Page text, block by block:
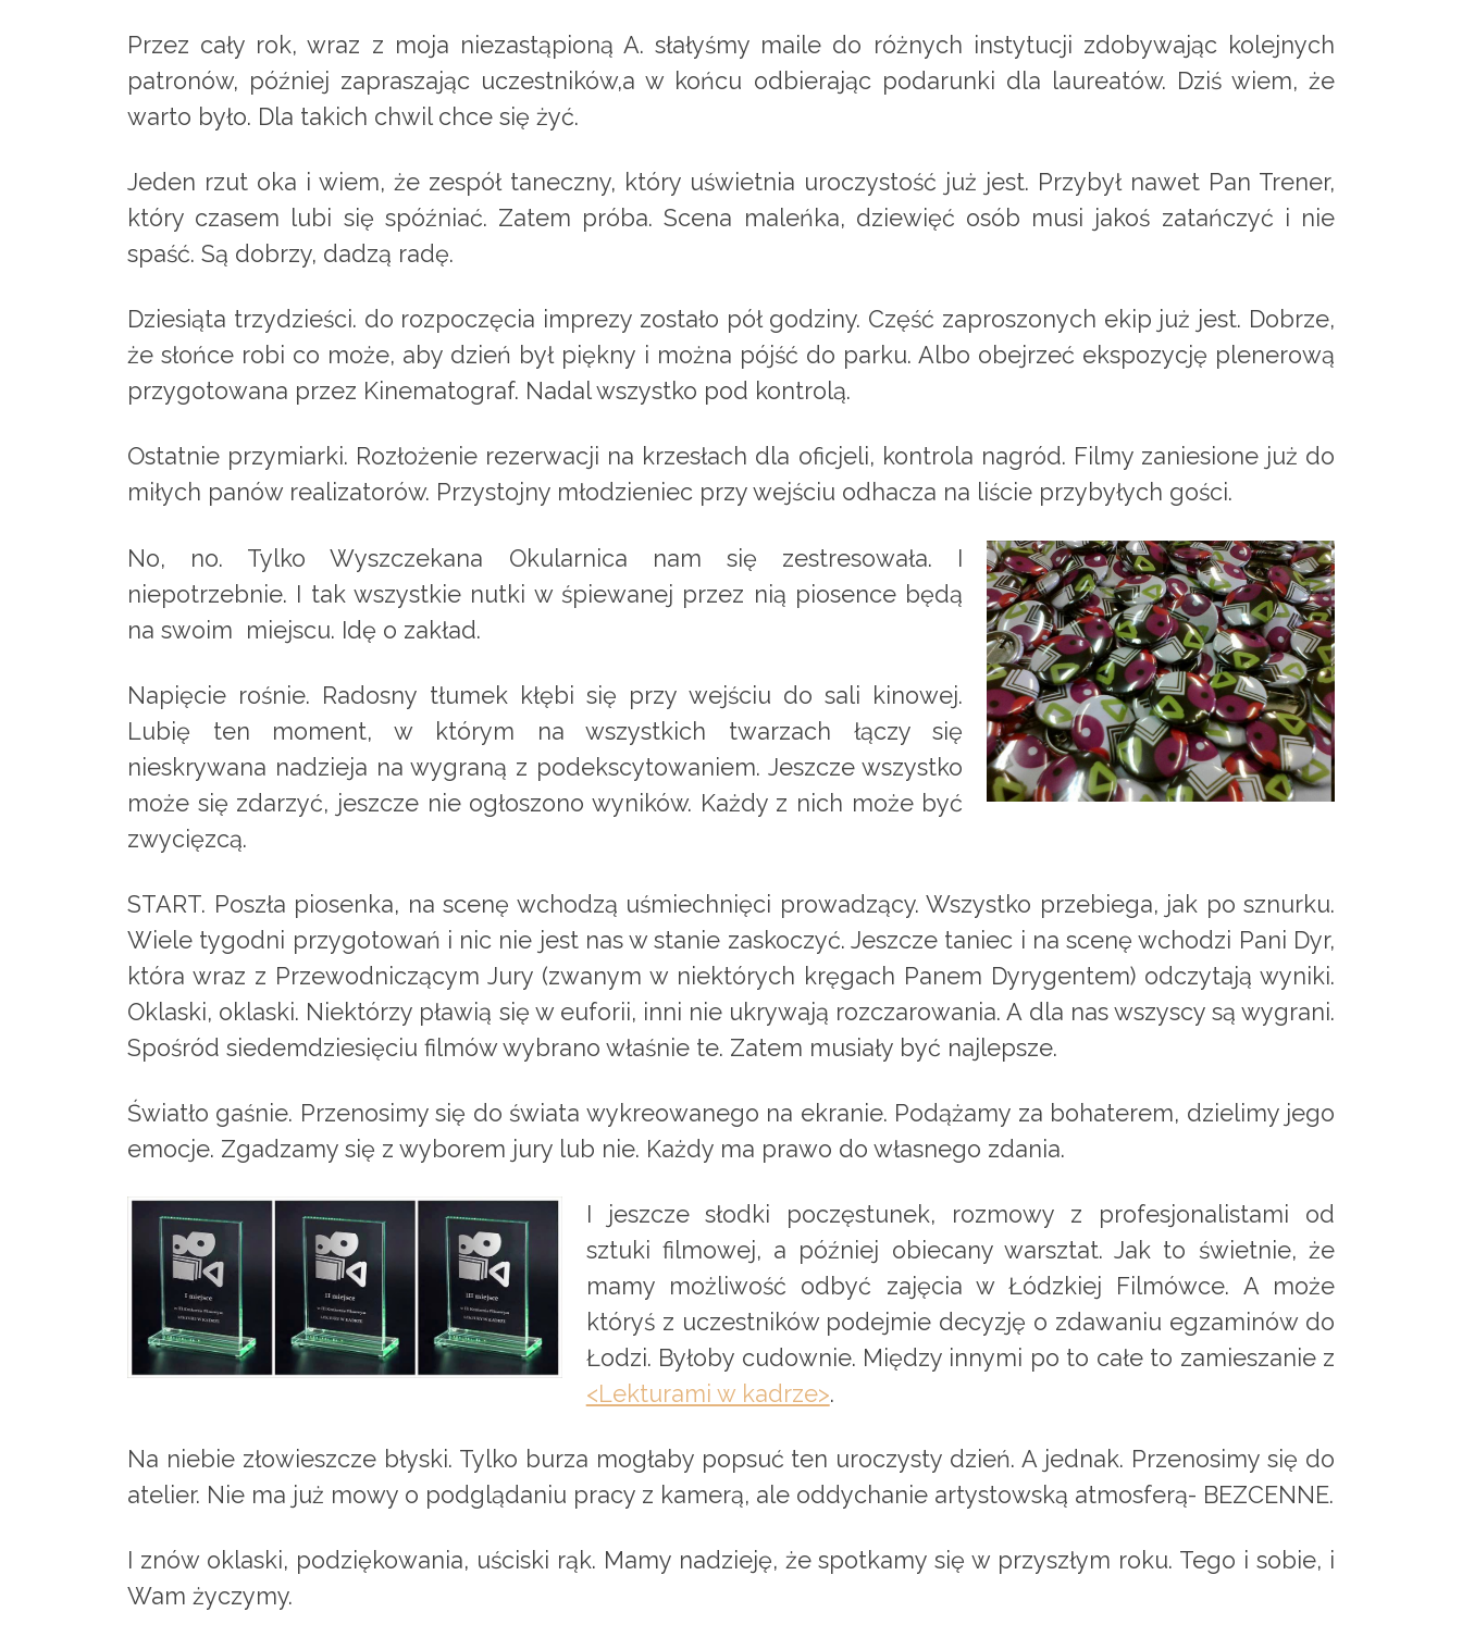
Przez cały rok, wraz z moja niezastąpioną A. słałyśmy maile do różnych instytucji zdobywając kolejnych
patronów, później zapraszając uczestników,a w końcu odbierając podarunki dla laureatów. Dziś wiem, że
warto było. Dla takich chwil chce się żyć.
Jeden rzut oka i wiem, że zespół taneczny, który uświetnia uroczystość już jest. Przybył nawet Pan Trener,
który czasem lubi się spóźniać. Zatem próba. Scena maleńka, dziewięć osób musi jakoś zatańczyć i nie
spaść. Są dobrzy, dadzą radę.
Dziesiąta trzydzieści. do rozpoczęcia imprezy zostało pół godziny. Część zaproszonych ekip już jest. Dobrze,
że słońce robi co może, aby dzień był piękny i można pójść do parku. Albo obejrzeć ekspozycję plenerową
przygotowana przez Kinematograf. Nadal wszystko pod kontrolą.
Ostatnie przymiarki. Rozłożenie rezerwacji na krzesłach dla oficjeli, kontrola nagród. Filmy zaniesione już do
miłych panów realizatorów. Przystojny młodzieniec przy wejściu odhacza na liście przybyłych gości.
No, no. Tylko Wyszczekana Okularnica nam się zestresowała. I
niepotrzebnie. I tak wszystkie nutki w śpiewanej przez nią piosence będą
na swoim miejscu. Idę o zakład.
Napięcie rośnie. Radosny tłumek kłębi się przy wejściu do sali kinowej.
Lubię ten moment, w którym na wszystkich twarzach łączy się
nieskrywana nadzieja na wygraną z podekscytowaniem. Jeszcze wszystko
może się zdarzyć, jeszcze nie ogłoszono wyników. Każdy z nich może być
zwycięzcą.
START. Poszła piosenka, na scenę wchodzą uśmiechnięci prowadzący. Wszystko przebiega, jak po sznurku.
Wiele tygodni przygotowań i nic nie jest nas w stanie zaskoczyć. Jeszcze taniec i na scenę wchodzi Pani Dyr,
która wraz z Przewodniczącym Jury (zwanym w niektórych kręgach Panem Dyrygentem) odczytają wyniki.
Oklaski, oklaski. Niektórzy pławią się w euforii, inni nie ukrywają rozczarowania. A dla nas wszyscy są wygrani.
Spośród siedemdziesięciu filmów wybrano właśnie te. Zatem musiały być najlepsze.
Światło gaśnie. Przenosimy się do świata wykreowanego na ekranie. Podążamy za bohaterem, dzielimy jego
emocje. Zgadzamy się z wyborem jury lub nie. Każdy ma prawo do własnego zdania.
I jeszcze słodki poczęstunek, rozmowy z profesjonalistami od
sztuki filmowej, a później obiecany warsztat. Jak to świetnie, że
mamy możliwość odbyć zajęcia w Łódzkiej Filmówce. A może
któryś z uczestników podejmie decyzję o zdawaniu egzaminów do
Łodzi. Byłoby cudownie. Między innymi po to całe to zamieszanie z
<Lekturami w kadrze>.
Na niebie złowieszcze błyski. Tylko burza mogłaby popsuć ten uroczysty dzień. A jednak. Przenosimy się do
atelier. Nie ma już mowy o podglądaniu pracy z kamerą, ale oddychanie artystowską atmosferą- BEZCENNE.
I znów oklaski, podziękowania, uściski rąk. Mamy nadzieję, że spotkamy się w przyszłym roku. Tego i sobie, i
Wam życzymy.